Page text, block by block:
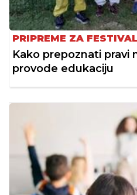
PRIPREME ZA
Kako prepoznati pravi
provode edukaciju